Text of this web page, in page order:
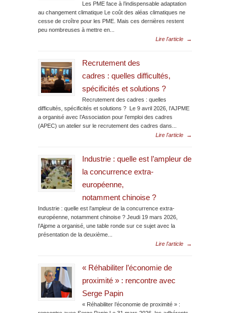
Les PME face à l’indispensable adaptation
au changement climatique Le coût des aléas climatiques ne
cesse de croître pour les PME. Mais ces dernières restent
peu nombreuses à mettre en...
Lire l'article
→
Recrutement des
cadres : quelles difficultés,
spécificités et solutions ?
Recrutement des cadres : quelles
difficultés, spécificités et solutions ? Le 9 avril 2026, l’AJPME
a organisé avec l’Association pour l’emploi des cadres
(APEC) un atelier sur le recrutement des cadres dans...
Lire l'article
→
Industrie : quelle est l’ampleur de
la concurrence extra-
européenne,
notamment chinoise ?
Industrie : quelle est l’ampleur de la concurrence extra-
européenne, notamment chinoise ? Jeudi 19 mars 2026,
l’Ajpme a organisé, une table ronde sur ce sujet avec la
présentation de la deuxième...
Lire l'article
→
« Réhabiliter l’économie de
proximité » : rencontre avec
Serge Papin
« Réhabiliter l’économie de proximité » :